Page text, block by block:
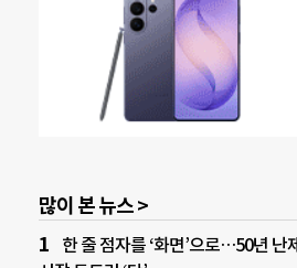
많이 본 뉴스 >
한 줄 점자를 ‘화면’으로…50년 난